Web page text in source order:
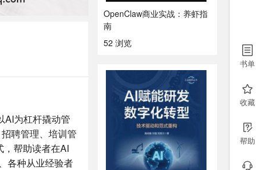
AI为杠杆撬动管
聘管理、培训管
，帮助读者在AI
各种从业经验者
OpenClaw商业实战：养虾指
南
52 浏览
书单
收藏
帮助